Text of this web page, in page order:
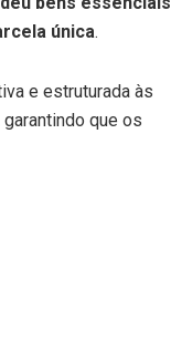
única.
e estruturada às
que os